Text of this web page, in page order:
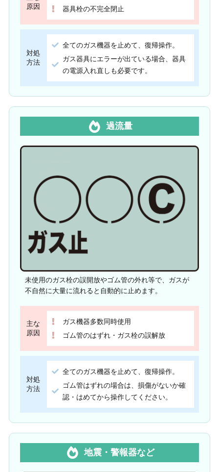
原因
器具栓の不完全閉止
対処
方法
全てのガス機器を止めて、復帰操作。
ガス器具にエラーが出ている場合、器具
の電源入れ直しも必要です。
過流量
未使用のガス栓の誤開放やゴム管の外れ等で、ガスが
不自然に大量に流れると自動的に止めます。
主な
原因
ガス機器多数同時使用
ゴム管のはずれ・ガス栓の誤解放
対処
方法
全てのガス機器を止めて、復帰操作。
ゴム管はずれの場合は、損傷がないか確
認・はめてから操作してください。
地震・警報器など